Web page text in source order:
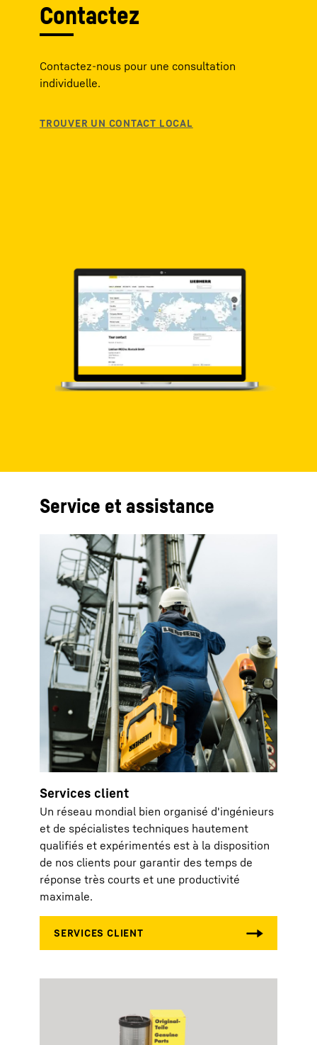
Contactez
Contactez-nous pour une consultation
individuelle.
Service et assistance
Services client
Un réseau mondial bien organisé d'ingénieurs
et de spécialistes techniques hautement
qualifiés et expérimentés est à la disposition
de nos clients pour garantir des temps de
réponse très courts et une productivité
maximale.